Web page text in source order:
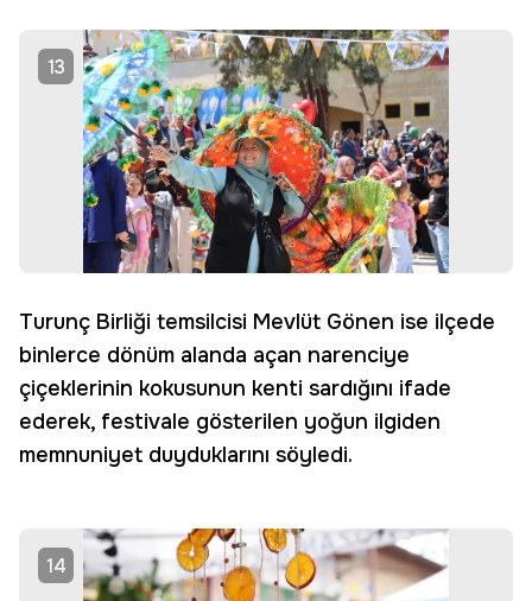
13
Turunç Birliği temsilcisi Mevlüt Gönen ise ilçede
binlerce dönüm alanda açan narenciye
çiçeklerinin kokusunun kenti sardığını ifade
ederek, festivale gösterilen yoğun ilgiden
memnuniyet duyduklarını söyledi.
14